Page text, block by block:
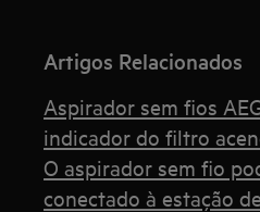
Artigos Relacionados
Aspirador sem fios
indicador do filtro
O aspirador sem fio
conectado à estação